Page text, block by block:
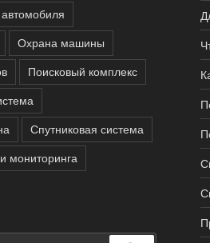
Охрана машины
Поисковый комплекс
Спутниковая система
мониторинга